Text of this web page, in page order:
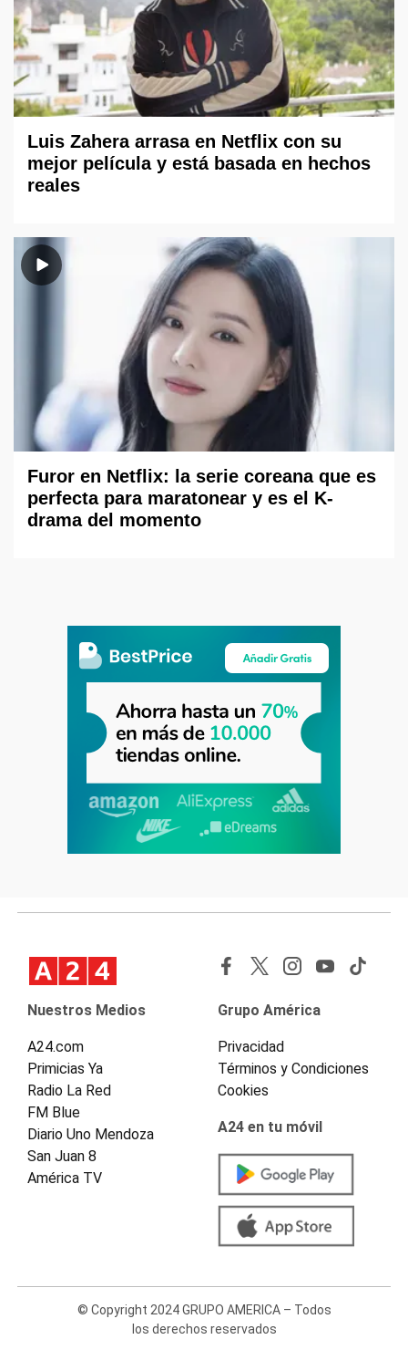
Luis Zahera arrasa en Netflix con su
mejor película y está basada en hechos
reales
Furor en Netflix: la serie coreana que es
perfecta para maratonear y es el K-
drama del momento
Nuestros Medios
A24.com
Primicias Ya
Radio La Red
FM Blue
Diario Uno Mendoza
San Juan 8
América TV
Grupo América
Privacidad
Términos y Condiciones
Cookies
A24 en tu móvil
© Copyright 2024 GRUPO AMERICA – Todos
los derechos reservados